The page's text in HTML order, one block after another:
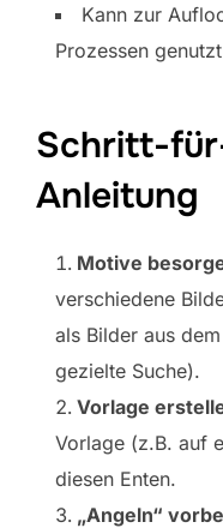
Kann zur
Prozessen
Schritt-
Anleitung
Motive
verschiedene
als Bilder aus
gezielte Suche).
Vorlage
Vorlage (z.B. auf
diesen Enten.
„Angeln“